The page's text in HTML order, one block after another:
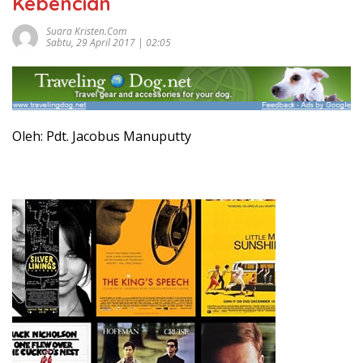
Suara Kristen.com
Sabtu, 29 April 2017 | 02:05
Oleh: Pdt. Jacobus Manuputty